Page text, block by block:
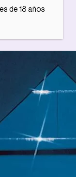
de 18 años